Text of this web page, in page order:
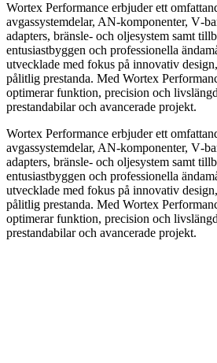
Wortex Performance erbjuder ett
avgassystemdelar, AN-komponenter,
adapters, bränsle- och oljesystem samt
entusiastbyggen och professionella
utvecklade med fokus på innovativ
pålitlig prestanda. Med Wortex
optimerar funktion, precision och
prestandabilar och avancerade projekt.
Wortex Performance erbjuder ett
avgassystemdelar, AN-komponenter,
adapters, bränsle- och oljesystem samt
entusiastbyggen och professionella
utvecklade med fokus på innovativ
pålitlig prestanda. Med Wortex
optimerar funktion, precision och
prestandabilar och avancerade projekt.